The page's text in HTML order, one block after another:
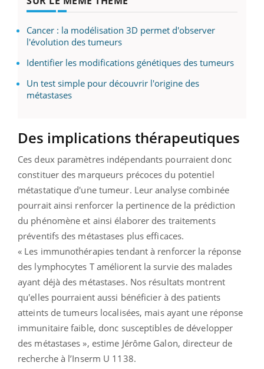
Cancer : la modélisation 3D permet d'observer
l'évolution des tumeurs
Identifier les modifications génétiques des tumeurs
Un test simple pour découvrir l'origine des
métastases
Des implications thérapeutiques
Ces deux paramètres indépendants pourraient donc
constituer des marqueurs précoces du potentiel
métastatique d'une tumeur. Leur analyse combinée
pourrait ainsi renforcer la pertinence de la prédiction
du phénomène et ainsi élaborer des traitements
préventifs des métastases plus efficaces.
« Les immunothérapies tendant à renforcer la réponse
des lymphocytes T améliorent la survie des malades
ayant déjà des métastases. Nos résultats montrent
qu'elles pourraient aussi bénéficier à des patients
atteints de tumeurs localisées, mais ayant une réponse
immunitaire faible, donc susceptibles de développer
des métastases », estime Jérôme Galon, directeur de
recherche à l’Inserm U 1138.